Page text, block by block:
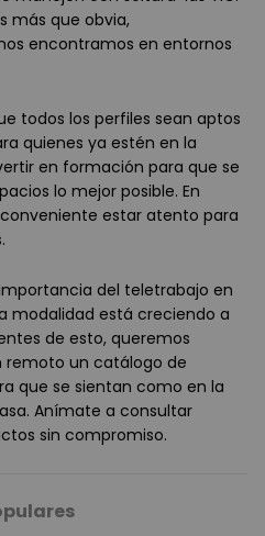
más que obvia,
encontramos en entornos
todos los perfiles sean aptos
quienes ya estén en la
en formación para que se
lo mejor posible. En
estar atento para
del teletrabajo en
modalidad está creciendo a
de esto, queremos
remoto un catálogo de
que se sientan como en la
Anímate a consultar
sin compromiso.